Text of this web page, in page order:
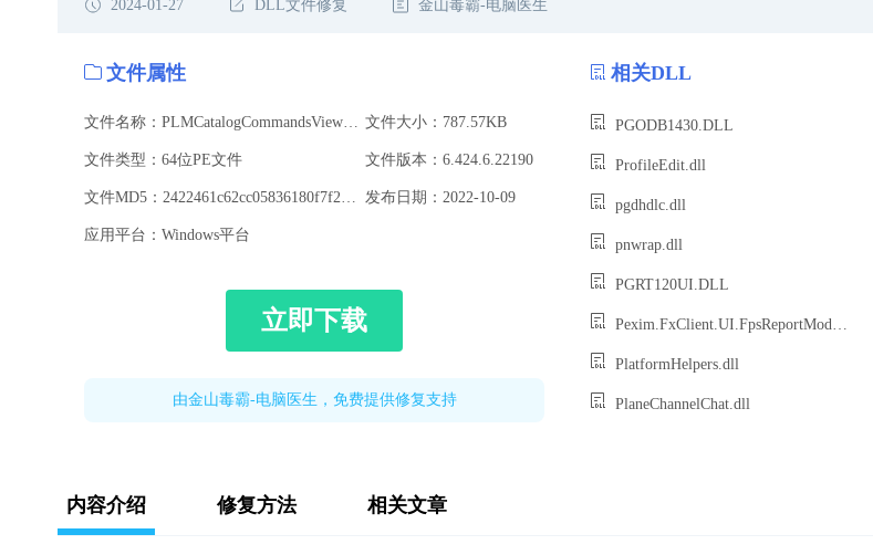
2024-01-27 DLL文件修复 金山毒霸-电脑医生
文件属性
文件大小：787.57KB
文件类型：64位PE文件 文件版本：6.424.6.22190
发布日期：2022-10-09
应用平台：Windows平台
立即下载
由金山毒霸-电脑医生，免费提供修复支持
相关DLL
PGODB1430.DLL
ProfileEdit.dll
pgdhdlc.dll
pnwrap.dll
PGRT120UI.DLL
Pexim.FxClient.UI.FpsReportModule.dll
PlatformHelpers.dll
PlaneChannelChat.dll
内容介绍 修复方法 相关文章